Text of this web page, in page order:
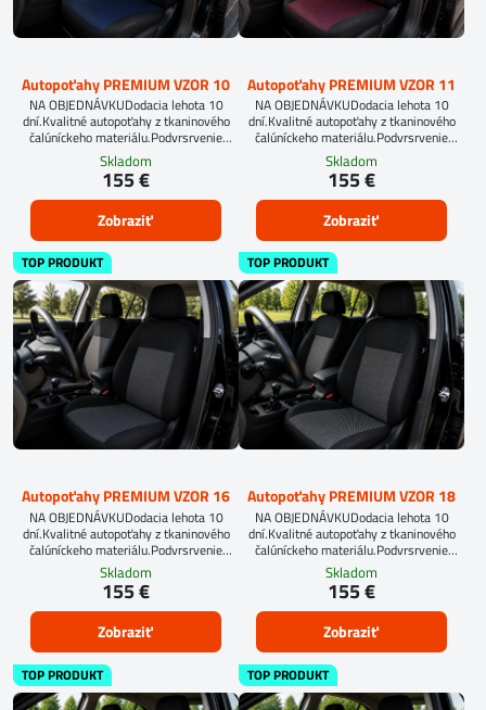
Autopoťahy PREMIUM VZOR 10
NA OBJEDNÁVKUDodacia lehota 10
dní.Kvalitné autopoťahy z tkaninového
čalúníckeho materiálu.Podvrsrvenie
molitan 5 mm.
Skladom
155 €
Zobraziť
Autopoťahy PREMIUM VZOR 11
NA OBJEDNÁVKUDodacia lehota 10
dní.Kvalitné autopoťahy z tkaninového
čalúníckeho materiálu.Podvrsrvenie
molitan 5 mm.
Skladom
155 €
Zobraziť
TOP PRODUKT
Autopoťahy PREMIUM VZOR 16
NA OBJEDNÁVKUDodacia lehota 10
dní.Kvalitné autopoťahy z tkaninového
čalúníckeho materiálu.Podvrsrvenie
molitan 5 mm.
Skladom
155 €
Zobraziť
TOP PRODUKT
Autopoťahy PREMIUM VZOR 18
NA OBJEDNÁVKUDodacia lehota 10
dní.Kvalitné autopoťahy z tkaninového
čalúníckeho materiálu.Podvrsrvenie
molitan 5 mm.Pre objednanie autopoťahu
na mieru je potrebné vyplniť
objednávkový formulár.OBJEDNAŤ TU
Skladom
155 €
Zobraziť
TOP PRODUKT TOP PRODUKT